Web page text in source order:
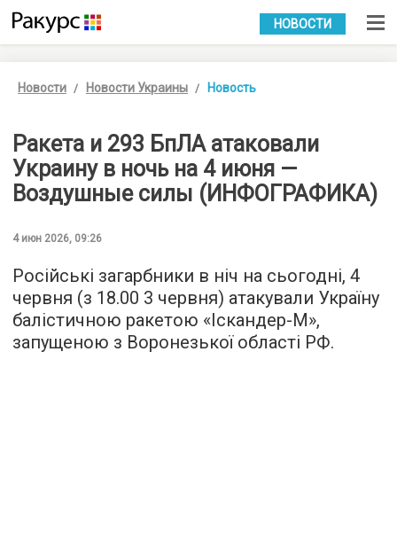
УКР РУС
НОВОСТИ
Новости Новости Украины Новость
Ракета и 293 БпЛА атаковали
Украину в ночь на 4 июня —
Воздушные силы (ИНФОГРАФИКА)
4 июн 2026, 09:26
Російські загарбники в ніч на сьогодні, 4
червня (з 18.00 3 червня) атакували Україну
балістичною ракетою «Іскандер-М»,
запущеною з Воронезької області РФ.